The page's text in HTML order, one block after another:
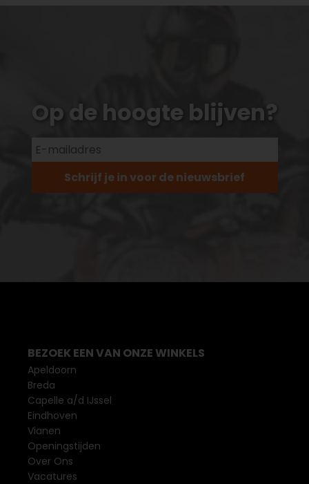
Op de hoogte blijven?
Schrijf je in voor de nieuwsbrief
BEZOEK EEN VAN ONZE WINKELS
Apeldoorn
Breda
Capelle a/d IJssel
Eindhoven
Vianen
Openingstijden
Over Ons
Vacatures